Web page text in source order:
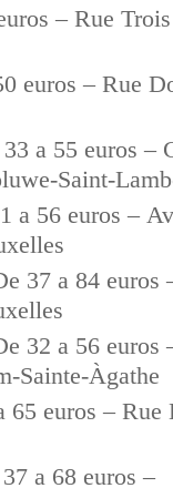
–Rue
euros –Rue
a 55 euros –
Saint-
a 56 euros –
37 a 84 euros
32 a 56 euros
Sainte-Àgathe
65 euros – Rue
a 68 euros –